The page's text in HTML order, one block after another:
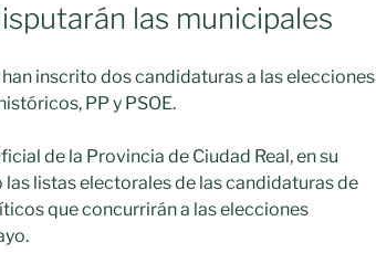
las municipales
inscrito dos candidaturas a las elecciones
PP y PSOE.
de la Provincia de Ciudad Real, en su
listas electorales de las candidaturas de
que concurrirán a las elecciones